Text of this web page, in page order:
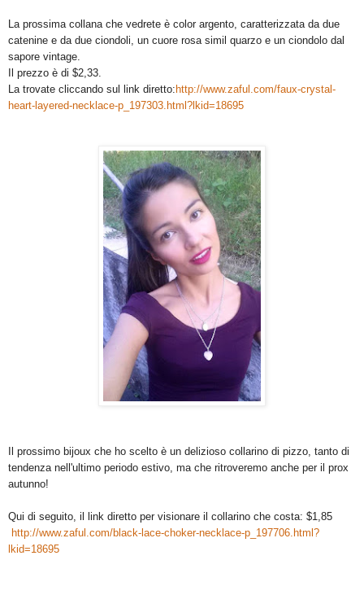
La prossima collana che vedrete è color argento, caratterizzata da due
catenine e da due ciondoli, un cuore rosa simil quarzo e un ciondolo dal
sapore vintage.
Il prezzo è di $2,33.
La trovate cliccando sul link diretto: http://www.zaful.com/faux-crystal-
heart-layered-necklace-p_197303.html?lkid=18695
Il prossimo bijoux che ho scelto è un delizioso collarino di pizzo, tanto di
tendenza nell'ultimo periodo estivo, ma che ritroveremo anche per il prox
autunno!
Qui di seguito, il link diretto per visionare il collarino che costa: $1,85
http://www.zaful.com/black-lace-choker-necklace-p_197706.html?
lkid=18695